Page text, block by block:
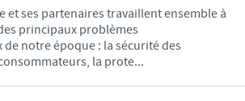
et ses partenaires travaillent ensemble à
principaux problèmes
notre époque : la sécurité des
la prote...